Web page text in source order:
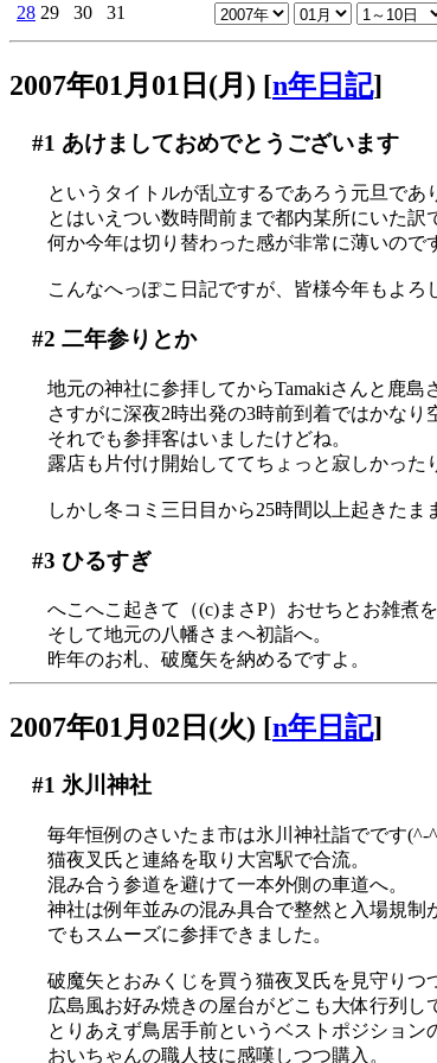
28 29 30 31
2007年01月01日(月) [n年日記]
#1 あけましておめでとうございます
というタイトルが乱立するであろう元旦で
とはいえつい数時間前まで都内某所にいた訳
何か今年は切り替わった感が非常に薄いので
こんなへっぽこ日記ですが、皆様今年もよろ
#2 二年参りとか
地元の神社に参拝してからTamakiさんと鹿島
さすがに深夜2時出発の3時前到着ではかなり
それでも参拝客はいましたけどね。
露店も片付け開始しててちょっと寂しかった
しかし冬コミ三日目から25時間以上起きたま
#3 ひるすぎ
へこへこ起きて（(c)まさP）おせちとお雑煮を
そして地元の八幡さまへ初詣へ。
昨年のお札、破魔矢を納めるですよ。
2007年01月02日(火) [n年日記]
#1 氷川神社
毎年恒例のさいたま市は氷川神社詣でです(^-
猫夜叉氏と連絡を取り大宮駅で合流。
混み合う参道を避けて一本外側の車道へ。
神社は例年並みの混み具合で整然と入場規制
でもスムーズに参拝できました。
破魔矢とおみくじを買う猫夜叉氏を見守りつ
広島風お好み焼きの屋台がどこも大体行列し
とりあえず鳥居手前というベストポジション
おいちゃんの職人技に感嘆しつつ購入。